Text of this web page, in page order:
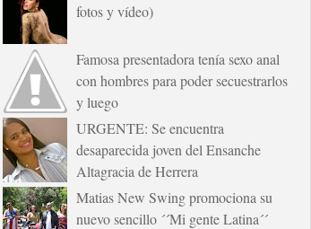
fotos y vídeo)
Famosa presentadora tenía sexo anal
con hombres para poder secuestrarlos
y luego
URGENTE: Se encuentra
desaparecida joven del Ensanche
Altagracia de Herrera
Matias New Swing promociona su
nuevo sencillo ´´Mi gente Latina´´